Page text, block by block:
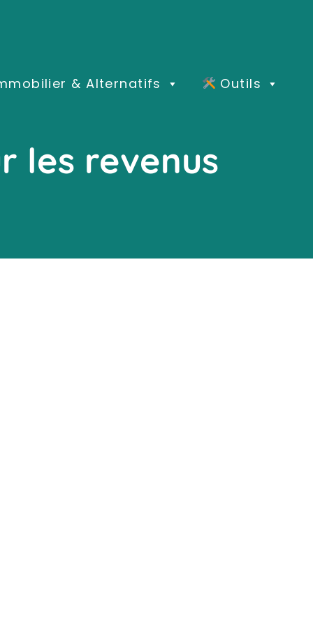
& Alternatifs Outils
les revenus